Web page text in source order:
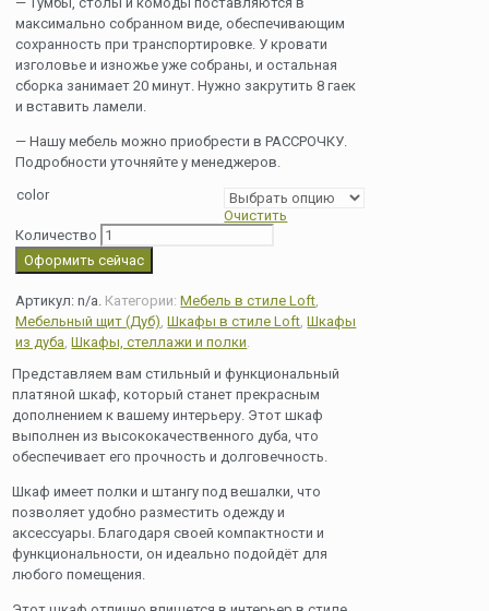
максимально собранном виде, обеспечивающим
сохранность при транспортировке. У кровати
изголовье и изножье уже собраны, и остальная
сборка занимает 20 минут. Нужно закрутить 8 гаек
и вставить ламели.
— Нашу мебель можно приобрести в РАССРОЧКУ.
Подробности уточняйте у менеджеров.
color
Очистить
Количество
Оформить сейчас
Артикул:n/a. Категории:Мебель в стиле Loft,
Мебельный щит (Дуб),Шкафы в стиле Loft,Шкафы
из дуба,Шкафы, стеллажи и полки.
Представляем вам стильный и функциональный
платяной шкаф, который станет прекрасным
дополнением к вашему интерьеру. Этот шкаф
выполнен из высококачественного дуба, что
обеспечивает его прочность и долговечность.
Шкаф имеет полки и штангу под вешалки, что
позволяет удобно разместить одежду и
аксессуары. Благодаря своей компактности и
функциональности, он идеально подойдёт для
любого помещения.